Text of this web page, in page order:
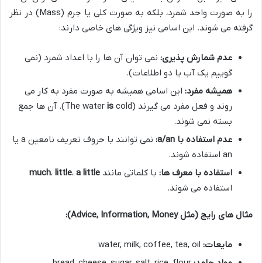
را به صورت واحد شمرد، بلکه به صورت کلی یا جرم (Mass) در نظر
گرفته می شوند. این اسامی نیز ویژگی های خاصی دارند:
عدم شمارش پذیری: نمی توان آن ها را با اعداد شمرد (نمی
گوییم یک آب یا دو اطلاعات).
همیشه مفرد: این اسامی همیشه به صورت مفرد به کار می
روند و فعل مفرد می گیرند (The water
is
cold). آن ها جمع
بسته نمی شوند.
عدم استفاده با a/an:
نمی توانند با حروف تعریف نامعین a یا
an استفاده شوند.
استفاده با معرف ها: با کلماتی مانند much، little، a little
استفاده می شوند.
مثال های رایج (مثل Advice, Information, Money):
مایعات: